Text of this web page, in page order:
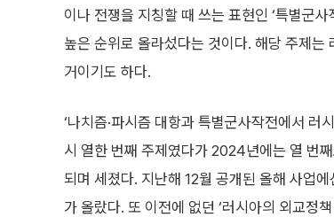
이나 전쟁을 지칭할 때 쓰는 표현인 ‘특별군사
높은 순위로 올라섰다는 것이다. 해당 주제는
거이기도 하다.
‘나치즘·파시즘 대항과 특별군사작전에서 러
시 열한 번째 주제였다가 2024년에는 열 번째
되며 세졌다. 지난해 12월 공개된 올해 사업
가 올랐다. 또 이전에 없던 ‘러시아의 외교정